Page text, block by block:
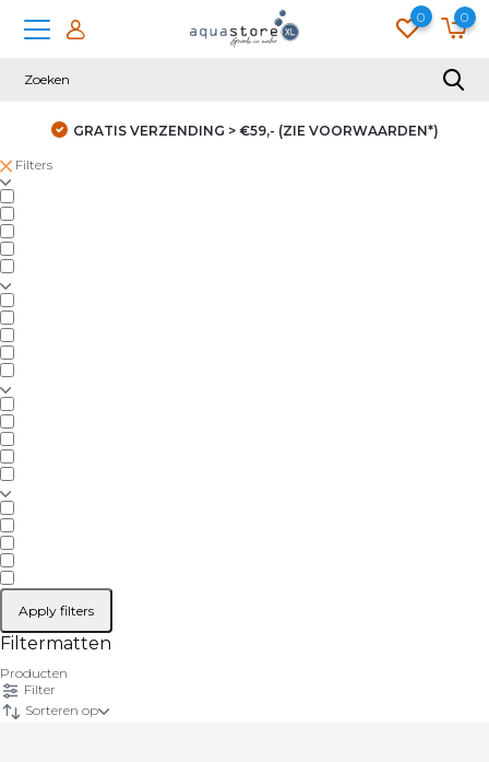
0 0
GRATIS VERZENDING > €59,- (ZIE VOORWAARDEN*)
Filters
Apply filters
Filtermatten
Producten
Filter
Sorteren op